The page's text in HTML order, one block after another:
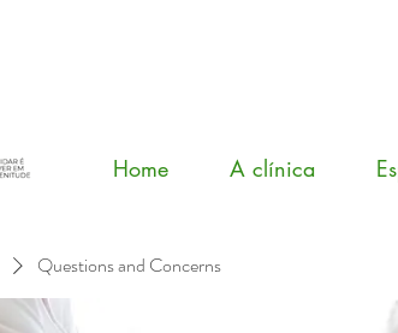
Home A clínica
Questions and Concerns